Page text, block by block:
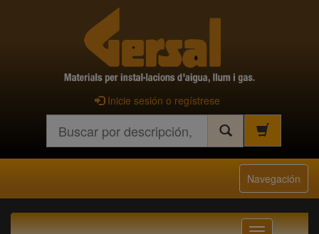
Inicie sesión o regístrese
Navegación